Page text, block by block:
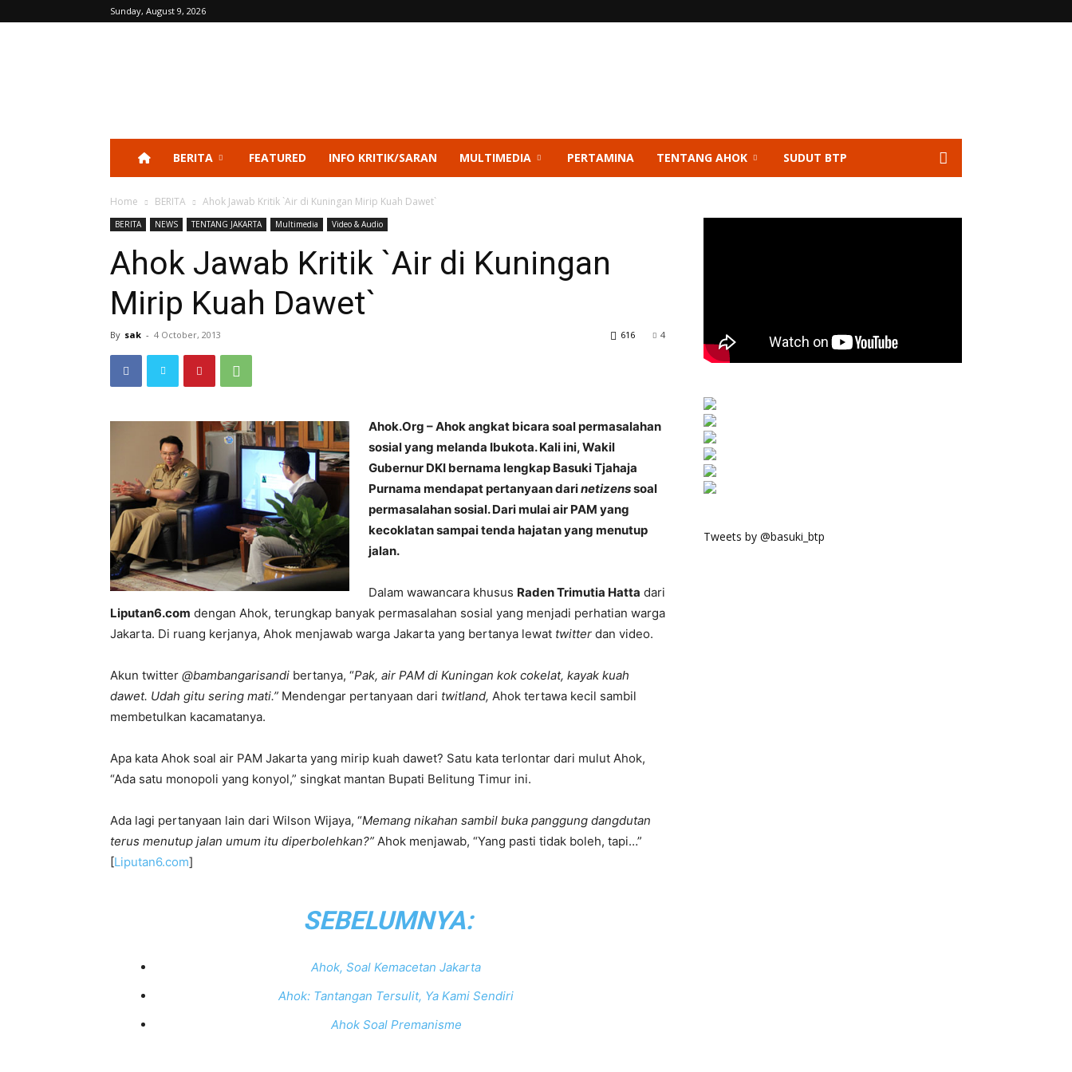
Sunday, August 9, 2026
BERITA FEATURED INFO KRITIK/SARAN MULTIMEDIA PERTAMINA TENTANG AHOK SUDUT BTP
Home BERITA Ahok Jawab Kritik `Air di Kuningan Mirip Kuah Dawet`
BERITA NEWS TENTANG JAKARTA Multimedia Video & Audio
Ahok Jawab Kritik `Air di Kuningan
Mirip Kuah Dawet`
By sak - 4 October, 2013 4
616
Ahok.Org – Ahok angkat bicara soal permasalahan
sosial yang melanda Ibukota. Kali ini, Wakil
Gubernur DKI bernama lengkap Basuki Tjahaja
Purnama mendapat pertanyaan darinetizenssoal
permasalahan sosial. Dari mulai air PAM yang
kecoklatan sampai tenda hajatan yang menutup
jalan.
Dalam wawancara khusus Raden Trimutia Hatta dari
Liputan6.com dengan Ahok, terungkap banyak permasalahan sosial yang menjadi perhatian warga
Jakarta. Di ruang kerjanya, Ahok menjawab warga Jakarta yang bertanya lewat twitter dan video.
Akun twitter @bambangarisandi bertanya, “Pak, air PAM di Kuningan kok cokelat, kayak kuah
dawet. Udah gitu sering mati.” Mendengar pertanyaan dari twitland, Ahok tertawa kecil sambil
membetulkan kacamatanya.
Apa kata Ahok soal air PAM Jakarta yang mirip kuah dawet? Satu kata terlontar dari mulut Ahok,
“Ada satu monopoli yang konyol,” singkat mantan Bupati Belitung Timur ini.
Ada lagi pertanyaan lain dari Wilson Wijaya, “Memang nikahan sambil buka panggung dangdutan
terus menutup jalan umum itu diperbolehkan?” Ahok menjawab, “Yang pasti tidak boleh, tapi…”
[Liputan6.com]
SEBELUMNYA:
Ahok, Soal Kemacetan Jakarta
Ahok: Tantangan Tersulit, Ya Kami Sendiri
Ahok Soal Premanisme
Tweets by @basuki_btp